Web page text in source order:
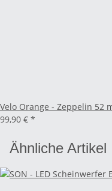
Velo Orange - Zeppelin 52
99,90 € *
Ähnliche Artikel